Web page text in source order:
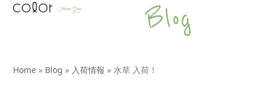
SkipOpen
Close
Blog
Home » Blog » 入荷情報 »水草 入荷！